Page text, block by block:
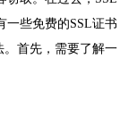
一些免费的SSL证书
。首先，需要了解一